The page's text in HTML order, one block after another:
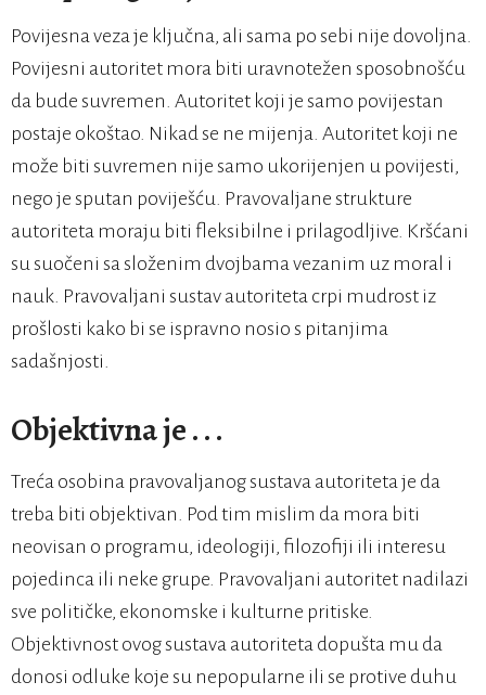
Povijesna veza je ključna, ali sama po sebi nije dovoljna.
Povijesni autoritet mora biti uravnotežen sposobnošću
da bude suvremen. Autoritet koji je samo povijestan
postaje okoštao. Nikad se ne mijenja. Autoritet koji ne
može biti suvremen nije samo ukorijenjen u povijesti,
nego je sputan poviješću. Pravovaljane strukture
autoriteta moraju biti fleksibilne i prilagodljive. Kršćani
su suočeni sa složenim dvojbama vezanim uz moral i
nauk. Pravovaljani sustav autoriteta crpi mudrost iz
prošlosti kako bi se ispravno nosio s pitanjima
sadašnjosti.
Objektivna je . . .
Treća osobina pravovaljanog sustava autoriteta je da
treba biti objektivan. Pod tim mislim da mora biti
neovisan o programu, ideologiji, filozofiji ili interesu
pojedinca ili neke grupe. Pravovaljani autoritet nadilazi
sve političke, ekonomske i kulturne pritiske.
Objektivnost ovog sustava autoriteta dopušta mu da
donosi odluke koje su nepopularne ili se protive duhu